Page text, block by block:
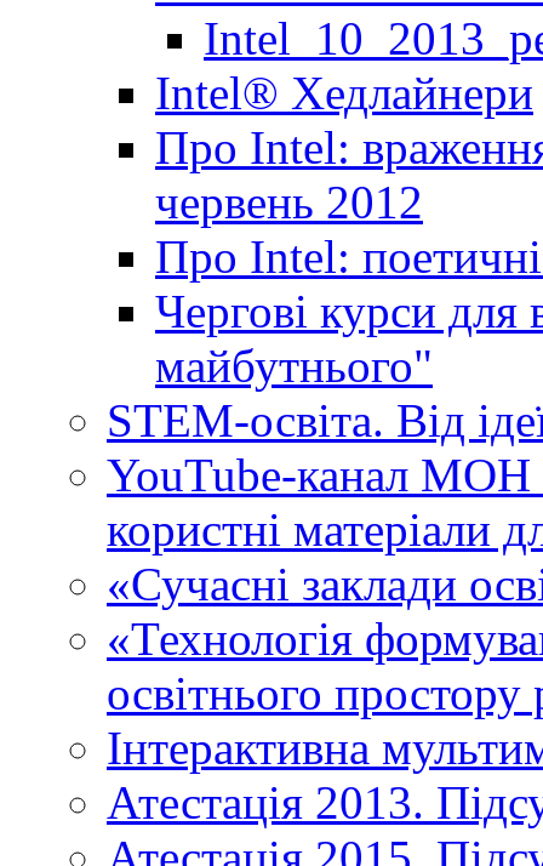
Іntel® Хедлайнери
Про Intel:
червень 2012
Про Intel:
Чергові курси
майбутнього"
STEM-освіта. Від
YouTube-канал МОН
користні матеріали
«Сучасні заклади
«Технологія
освітнього простору
Інтерактивна
Атестація 2013.